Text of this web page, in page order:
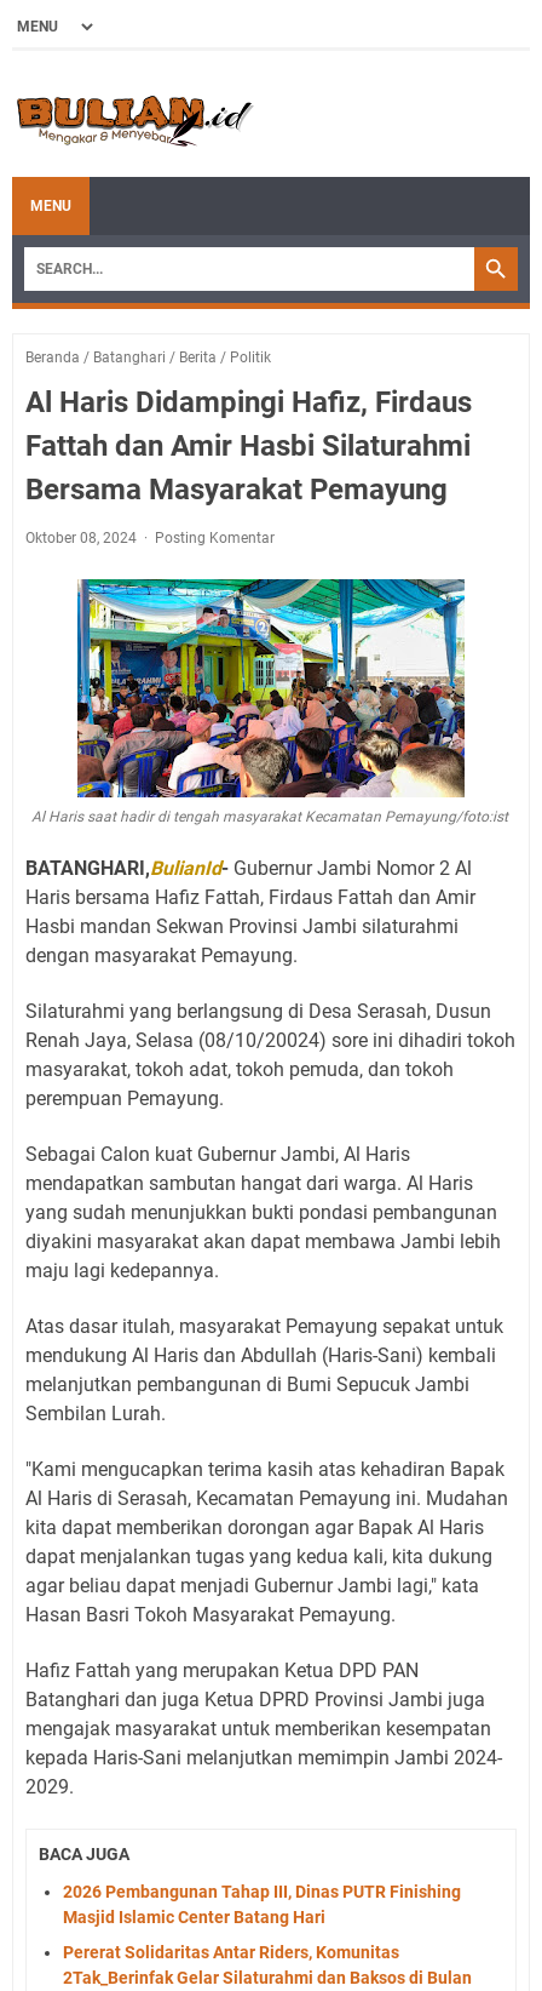
MENU
Beranda / Batanghari / Berita / Politik
Al Haris Didampingi Hafiz, Firdaus
Fattah dan Amir Hasbi Silaturahmi
Bersama Masyarakat Pemayung
Oktober 08, 2024 Posting Komentar
Al Haris saat hadir di tengah masyarakat Kecamatan Pemayung/foto:ist
BATANGHARI,BulianId- Gubernur Jambi Nomor 2 Al
Haris bersama Hafiz Fattah, Firdaus Fattah dan Amir
Hasbi mandan Sekwan Provinsi Jambi silaturahmi
dengan masyarakat Pemayung.
Silaturahmi yang berlangsung di Desa Serasah, Dusun
Renah Jaya, Selasa (08/10/20024) sore ini dihadiri tokoh
masyarakat, tokoh adat, tokoh pemuda, dan tokoh
perempuan Pemayung.
Sebagai Calon kuat Gubernur Jambi, Al Haris
mendapatkan sambutan hangat dari warga. Al Haris
yang sudah menunjukkan bukti pondasi pembangunan
diyakini masyarakat akan dapat membawa Jambi lebih
maju lagi kedepannya.
Atas dasar itulah, masyarakat Pemayung sepakat untuk
mendukung Al Haris dan Abdullah (Haris-Sani) kembali
melanjutkan pembangunan di Bumi Sepucuk Jambi
Sembilan Lurah.
"Kami mengucapkan terima kasih atas kehadiran Bapak
Al Haris di Serasah, Kecamatan Pemayung ini. Mudahan
kita dapat memberikan dorongan agar Bapak Al Haris
dapat menjalankan tugas yang kedua kali, kita dukung
agar beliau dapat menjadi Gubernur Jambi lagi," kata
Hasan Basri Tokoh Masyarakat Pemayung.
Hafiz Fattah yang merupakan Ketua DPD PAN
Batanghari dan juga Ketua DPRD Provinsi Jambi juga
mengajak masyarakat untuk memberikan kesempatan
kepada Haris-Sani melanjutkan memimpin Jambi 2024-
2029.
BACA JUGA
2026 Pembangunan Tahap III, Dinas PUTR Finishing
Masjid Islamic Center Batang Hari
Pererat Solidaritas Antar Riders, Komunitas
2Tak_Berinfak Gelar Silaturahmi dan Baksos di Bulan